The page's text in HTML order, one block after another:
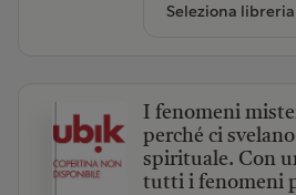
Seleziona libreria
I fenomeni
perché ci
spirituale. Con
tutti i fenomeni